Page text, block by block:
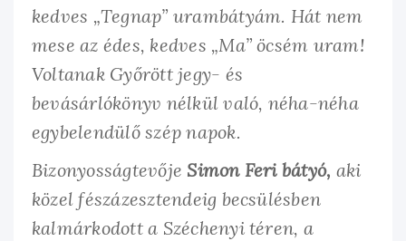
kedves „Tegnap” urambátyám. Hát nem
mese az édes, kedves „Ma” öcsém uram!
Voltanak Győrött jegy- és
bevásárlókönyv nélkül való, néha-néha
egybelendülő szép napok.
Bizonyosságtevője Simon Feri bátyó, aki
közel fészázesztendeig becsülésben
kalmárkodott a Széchenyi téren, a